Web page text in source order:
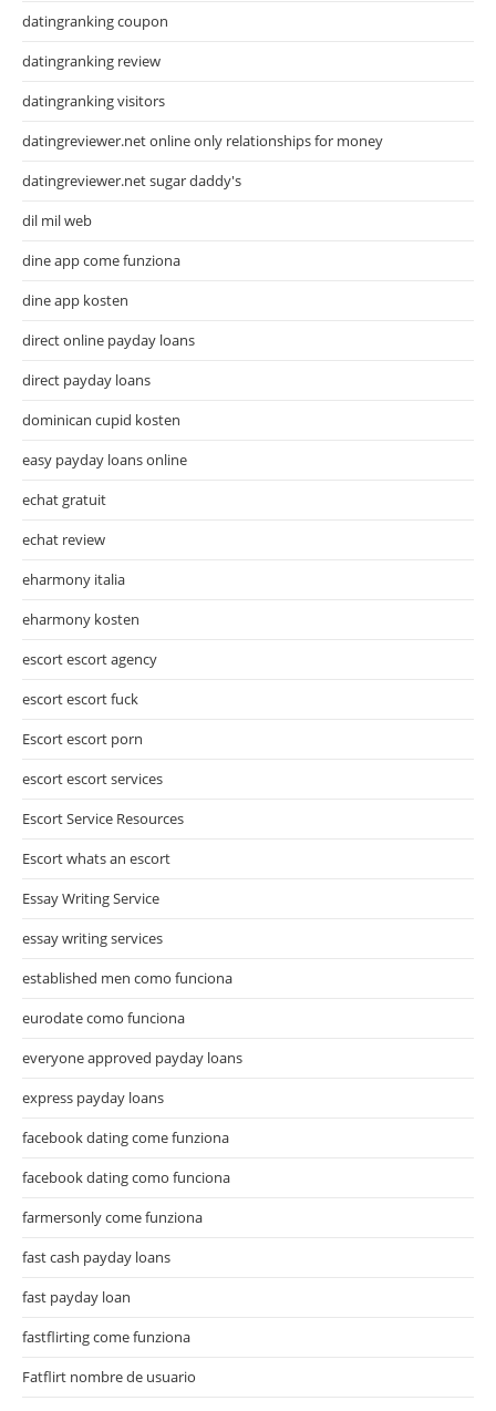
datingranking coupon
datingranking review
datingranking visitors
datingreviewer.net online only relationships for money
datingreviewer.net sugar daddy's
dil mil web
dine app come funziona
dine app kosten
direct online payday loans
direct payday loans
dominican cupid kosten
easy payday loans online
echat gratuit
echat review
eharmony italia
eharmony kosten
escort escort agency
escort escort fuck
Escort escort porn
escort escort services
Escort Service Resources
Escort whats an escort
Essay Writing Service
essay writing services
established men como funciona
eurodate como funciona
everyone approved payday loans
express payday loans
facebook dating come funziona
facebook dating como funciona
farmersonly come funziona
fast cash payday loans
fast payday loan
fastflirting come funziona
Fatflirt nombre de usuario